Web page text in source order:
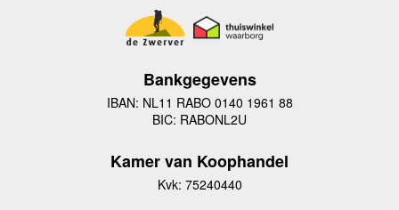
Bankgegevens
IBAN: NL11 RABO 0140 1961 88
BIC: RABONL2U
Kamer van Koophandel
Kvk: 75240440